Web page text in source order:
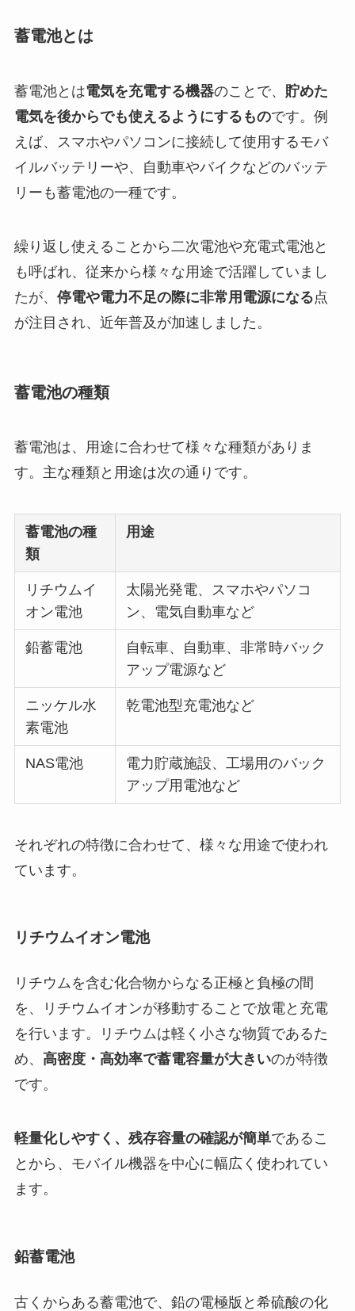
蓄電池とは
蓄電池とは電気を充電する機器のことで、 貯めた
電気を後からでも使えるようにするものです。例
えば、スマホやパソコンに接続して使用するモバ
イルバッテリーや、自動車やバイクなどのバッテ
リーも蓄電池の一種です。
繰り返し使えることから二次電池や充電式電池と
も呼ばれ、従来から様々な用途で活躍していまし
たが、 停電や電力不足の際に非常用電源になる点
が注目され、近年普及が加速しました。
蓄電池の種類
蓄電池は、用途に合わせて様々な種類がありま
す。主な種類と用途は次の通りです。
蓄電池の種
類
用途
リチウムイ
オン電池
太陽光発電、スマホやパソコ
ン、電気自動車など
鉛蓄電池
自転車、自動車、非常時バック
アップ電源など
ニッケル水
素電池
乾電池型充電池など
NAS電池
電力貯蔵施設、工場用のバック
アップ用電池など
それぞれの特徴に合わせて、様々な用途で使われ
ています。
リチウムイオン電池
リチウムを含む化合物からなる正極と負極の間
を、リチウムイオンが移動することで放電と充電
を行います。リチウムは軽く小さな物質であるた
め、 高密度・高効率で蓄電容量が大きいのが特徴
です。
軽量化しやすく、残存容量の確認が簡単であるこ
とから、モバイル機器を中心に幅広く使われてい
ます。
鉛蓄電池
古くからある蓄電池で、鉛の電極版と希硫酸の化